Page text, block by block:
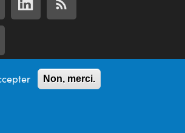
Non, merci.